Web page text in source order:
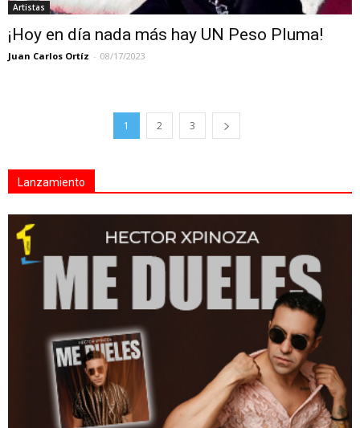
Artistas
¡Hoy en día nada más hay UN Peso Pluma!
Juan Carlos Ortíz - 08/17/2023
1 2 3
Lanzamiento